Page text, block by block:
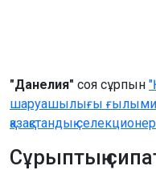
"Данелия" соя сұрпын
шаруашылығы ғылыми-
қазақстандық
Сұрыптың